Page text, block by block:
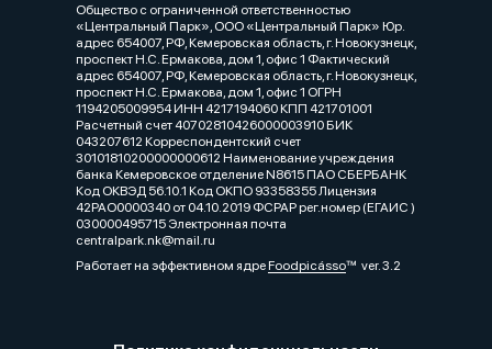
Общество с ограниченной ответственностью
«Центральный Парк», ООО «Центральный Парк» Юр.
адрес 654007, РФ, Кемеровская область, г. Новокузнецк,
проспект Н.С. Ермакова, дом 1, офис 1 Фактический
адрес 654007, РФ, Кемеровская область, г. Новокузнецк,
проспект Н.С. Ермакова, дом 1, офис 1 ОГРН
1194205009954 ИНН 4217194060 КПП 421701001
Расчетный счет 40702810426000003910 БИК
043207612 Корреспондентский счет
30101810200000000612 Наименование учреждения
банка Кемеровское отделение N8615 ПАО СБЕРБАНК
Код ОКВЭД 56.10.1 Код ОКПО 93358355 Лицензия
42РАО0000340 от 04.10.2019 ФСРАР рег.номер (ЕГАИС )
030000495715 Электронная почта
centralpark.nk@mail.ru
Работает на эффективном ядреFoodpicássover. 3.2